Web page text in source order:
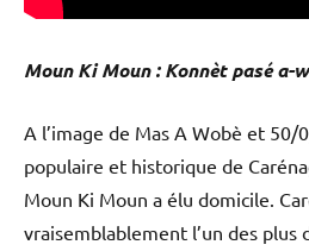
Moun Ki Moun : Konnètpasé a-
A l’image de Mas A Wobè et 50/
populaire et historique de
Moun Ki Moun a élu domicile.
vraisemblablement l’un des plus